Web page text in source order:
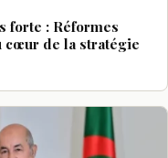
forte : Réformes
cœur de la stratégie